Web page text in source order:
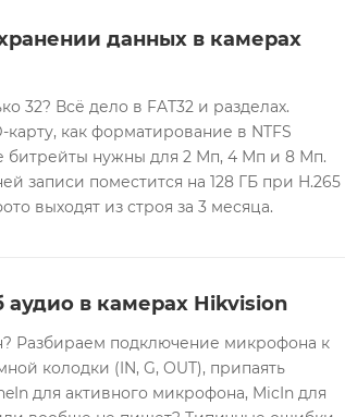
данных в камерах
32? Всё дело в FAT32 и разделах.
как форматирование в NTFS
битрейты нужны для 2 Мп, 4 Мп и 8 Мп.
записи поместится на 128 ГБ при H.265
выходят из строя за 3 месяца.
в камерах Hikvision
Разбираем подключение микрофона к
колодки (IN, G, OUT), припаять
для активного микрофона, MicIn для